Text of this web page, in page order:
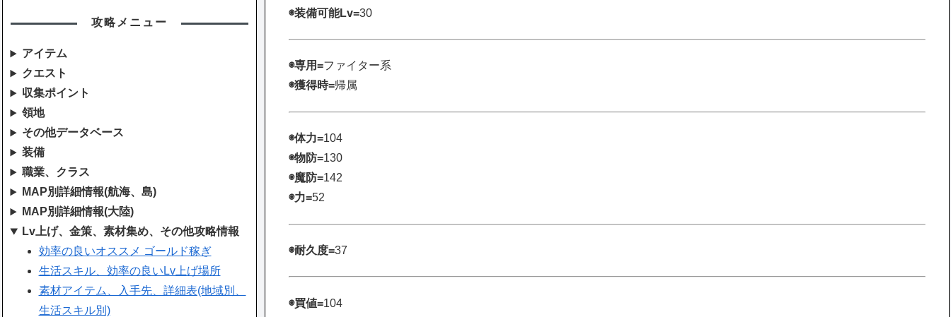
◉装備可能Lv=30
◉専用=ファイター系
◉獲得時=帰属
◉体力=104
◉物防=130
◉魔防=142
◉力=52
◉耐久度=37
◉買値=104
攻略メニュー
アイテム
クエスト
収集ポイント
領地
その他データベース
装備
職業、クラス
MAP別詳細情報(航海、島)
MAP別詳細情報(大陸)
Lv上げ、金策、素材集め、その他攻略情報
効率の良いオススメ ゴールド稼ぎ
生活スキル、効率の良いLv上げ場所
素材アイテム、入手先、詳細表(地域別、
生活スキル別)